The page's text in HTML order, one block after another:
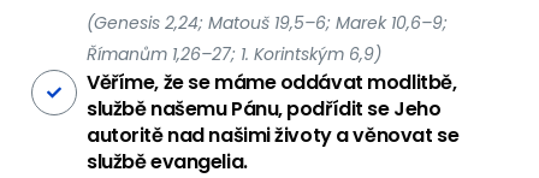
(Genesis 2,24; Matouš 19,5–6; Marek 10,6–9;
Římanům 1,26–27; 1. Korintským 6,9)
Věříme, že se máme oddávat modlitbě,
službě našemu Pánu, podřídit se Jeho
autoritě nad našimi životy a věnovat se
službě evangelia.